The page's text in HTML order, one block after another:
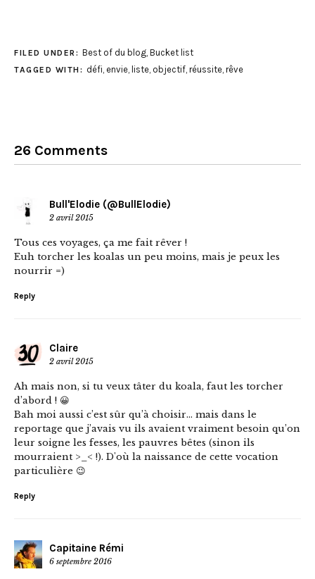
FILED UNDER: Best of du blog, Bucket list
TAGGED WITH: défi envie, liste, objectif, réussite, rêve
26 Comments
Bull'Elodie (@BullElodie)
2 avril 2015
Tous ces voyages, ça me fait rêver !
Euh torcher les koalas un peu moins, mais je peux les
nourrir =)
Reply
Claire
2 avril 2015
Ah mais non, si tu veux tâter du koala, faut les torcher
d’abord ! 😀
Bah moi aussi c’est sûr qu’à choisir… mais dans le
reportage que j’avais vu ils avaient vraiment besoin qu’on
leur soigne les fesses, les pauvres bêtes (sinon ils
mourraient >_< !). D'où la naissance de cette vocation
particulière 😉
Reply
Capitaine Rémi
6 septembre 2016